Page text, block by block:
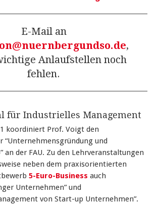
E-Mail an
,
Anlaufstellen noch
fehlen.
für Industrielles Management
koordiniert Prof. Voigt den
“Unternehmensgründung und
an der FAU. Zu den Lehrveranstaltungen
neben dem praxisorientierten
5-Euro-Business auch
Unternehmen” und
von Start-up Unternehmen”.